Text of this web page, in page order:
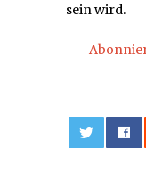
sein wird.